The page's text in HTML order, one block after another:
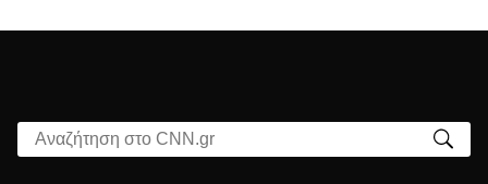
Αναζήτηση στο CNN.gr